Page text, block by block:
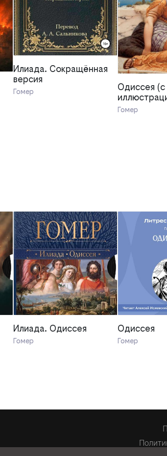
Илиада. Сокращённая
версия
Гомер
Одиссея (с
Гомер
Илиада. Одиссея
Гомер
Одиссея
Гомер